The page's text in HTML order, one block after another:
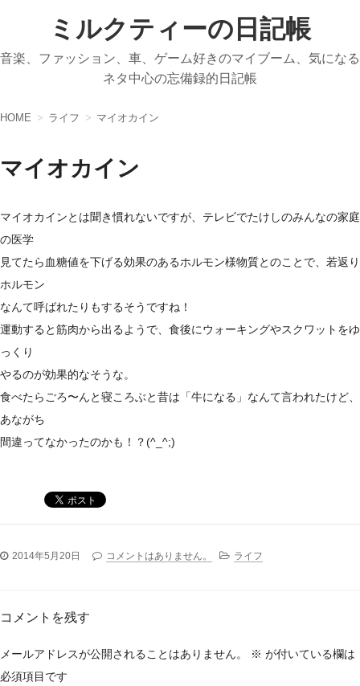
ミルクティーの日記帳
音楽、ファッション、車、ゲーム好きのマイブーム、気になる
ネタ中心の忘備録的日記帳
HOME ライフ マイオカイン
マイオカイン
マイオカインとは聞き慣れないですが、テレビでたけしのみんなの家庭
の医学
見てたら血糖値を下げる効果のあるホルモン様物質とのことで、若返り
ホルモン
なんて呼ばれたりもするそうですね！
運動すると筋肉から出るようで、食後にウォーキングやスクワットをゆ
っくり
やるのが効果的なそうな。
食べたらごろ〜んと寝ころぶと昔は「牛になる」なんて言われたけど、
あながち
間違ってなかったのかも！？(^_^;)
2014年5月20日 コメントはありません。 ライフ
コメントを残す
メールアドレスが公開されることはありません。 ※ が付いている欄は
必須項目です